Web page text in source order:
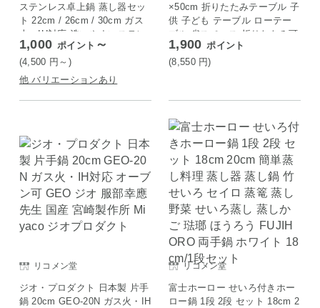
ステンレス卓上鍋 蒸し器セッ
ト 22cm / 26cm / 30cm ガス
火・IH対応 洗いやすいステン
レス卓上鍋 のせるだけ蒸し器
卓上鍋 ステンレス 蒸し器 せ
いろ 蒸しプレート 26cm 鍋単
1,000 ポイント ～
(4,500 円 ～)
他 バリエーションあり
×50cm 折りたたみテーブル 子
供 子ども テーブル ローテー
ブル 省スペース 折りたたみ可
能 遊び おもちゃ お絵描き 玩
具 木製テーブル 室内遊び 室
1,900 ポイント
(8,550 円)
リコメン堂
ジオ・プロダクト 日本製 片手
鍋 20cm GEO-20N ガス火・IH
リコメン堂
富士ホーロー せいろ付きホー
ロー鍋 1段 2段 セット 18cm 2